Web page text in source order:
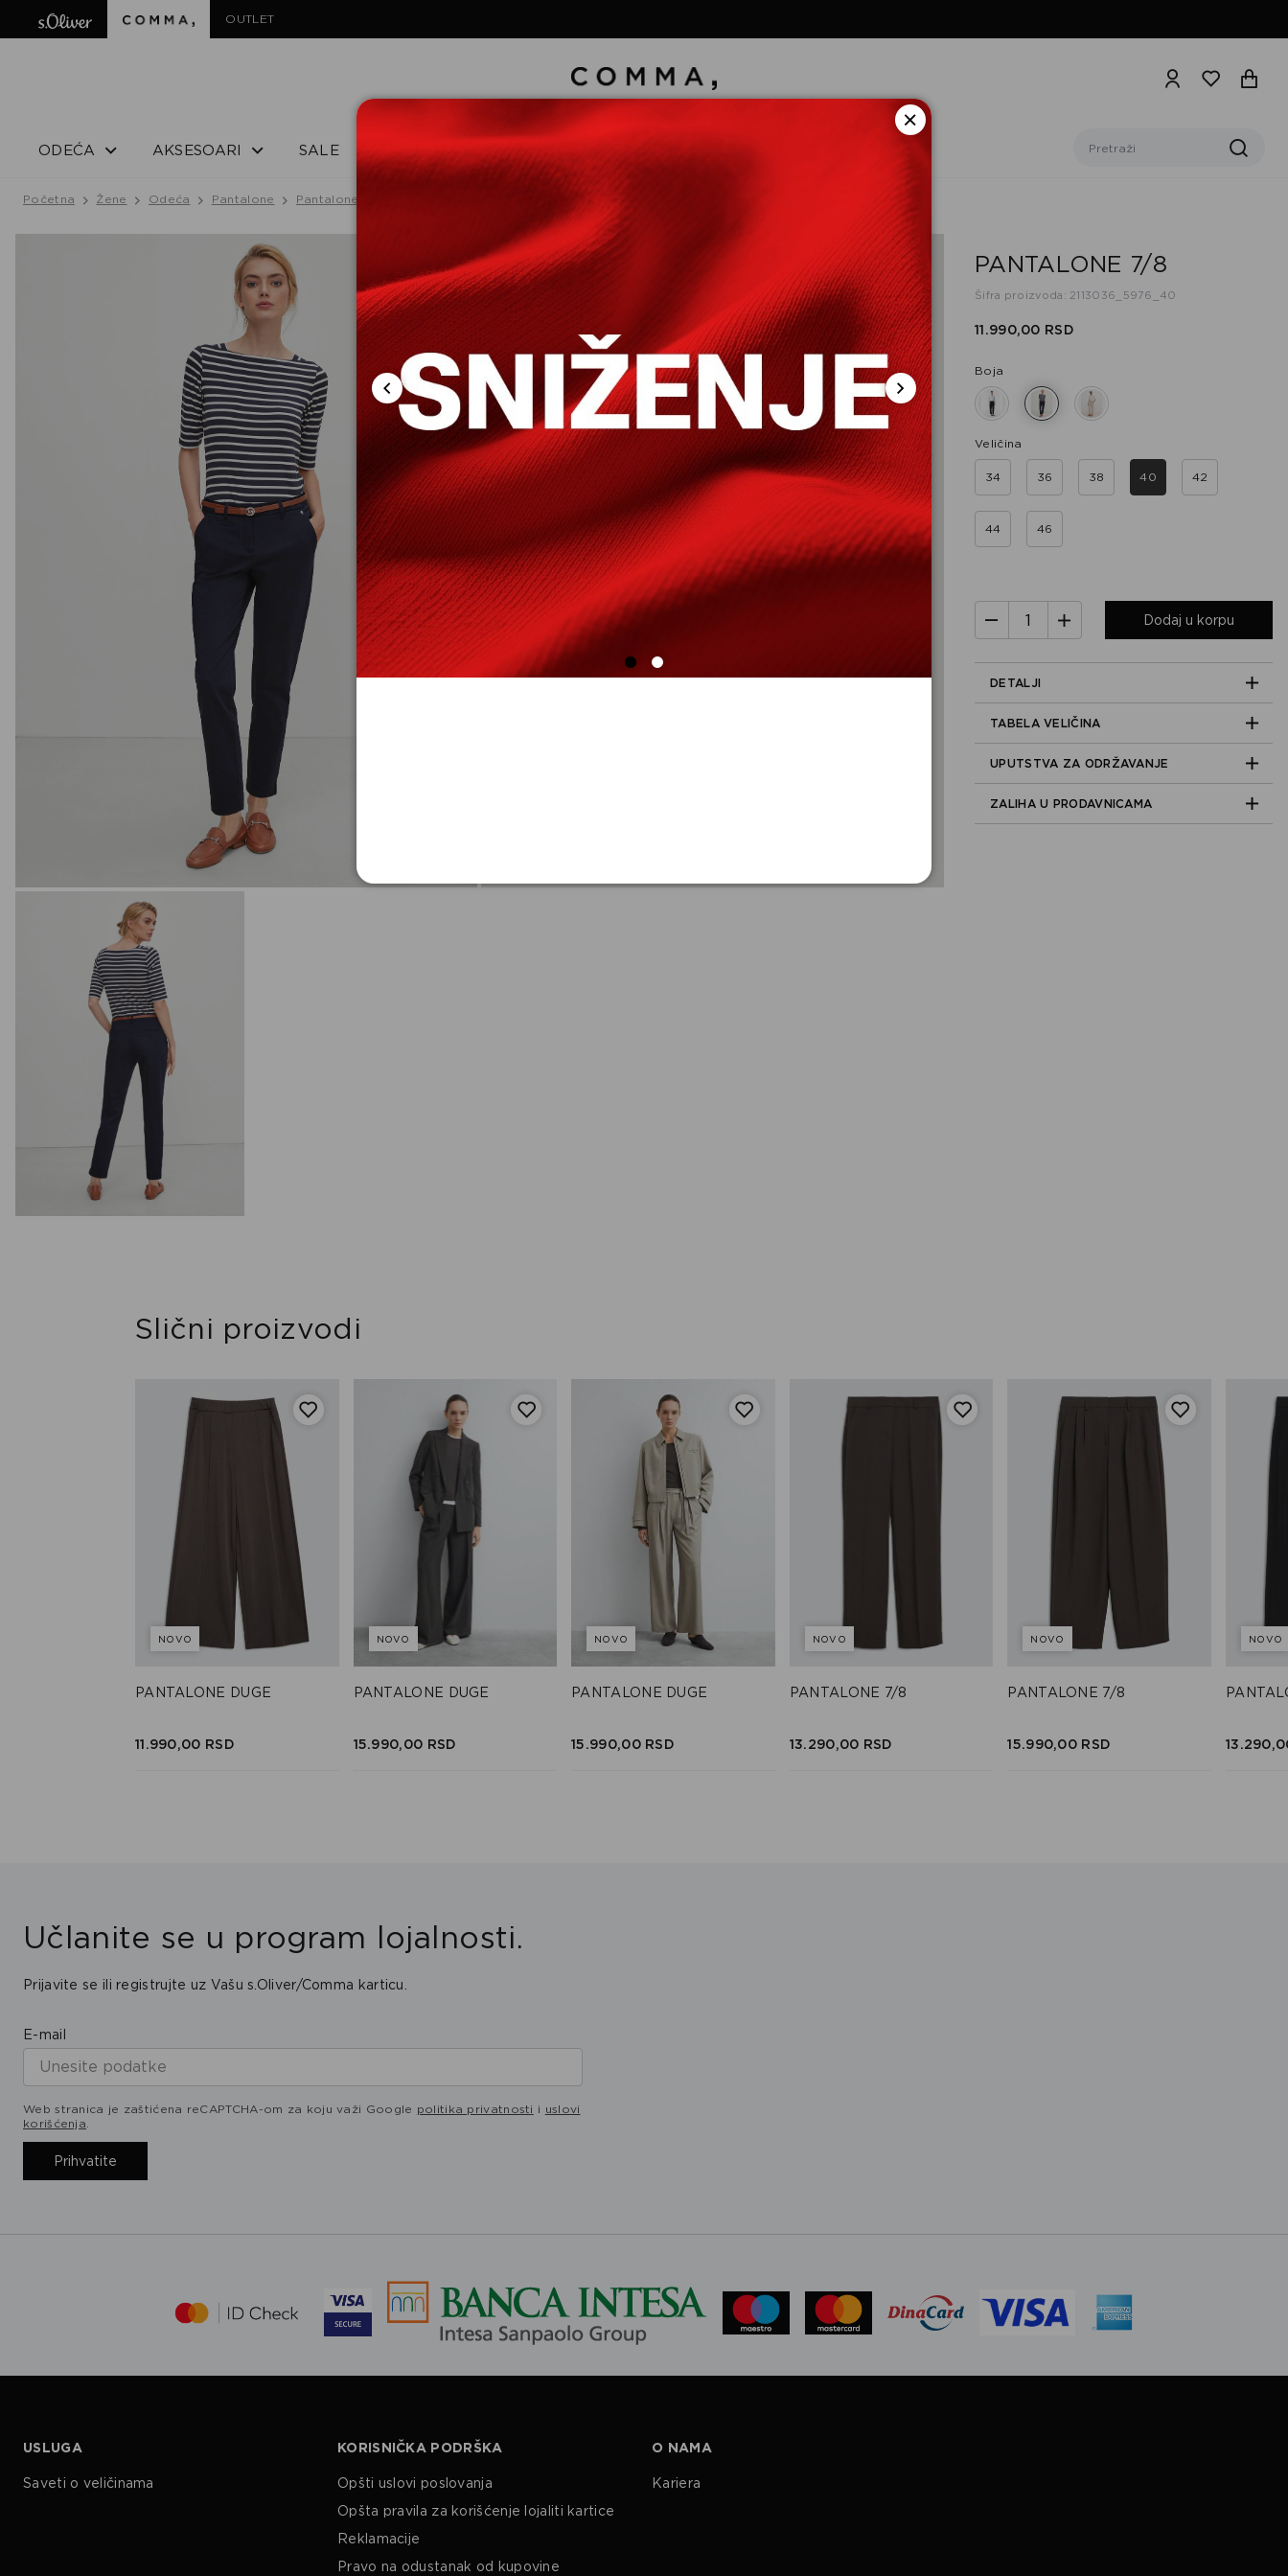
OUTLET
ODEĆA AKSESOARI SALE
Početna Žene Odeća Pantalone Pantalone
PANTALONE 7/8
Šifra proizvoda: 2113036_5976_40
11.990,00 RSD
Boja
Veličina
34 36 38 40 42
44 46
Dodaj u korpu
DETALJI
TABELA VELIČINA
UPUTSTVA ZA ODRŽAVANJE
ZALIHA U PRODAVNICAMA
Slični proizvodi
NOVO
PANTALONE DUGE
11.990,00 RSD
NOVO
PANTALONE DUGE
15.990,00 RSD
NOVO
PANTALONE DUGE
15.990,00 RSD
NOVO
PANTALONE 7/8
13.290,00 RSD
NOVO
PANTALONE 7/8
15.990,00 RSD
NOVO
13.290,
Učlanite se u program lojalnosti.
Prijavite se ili registrujte uz Vašu s.Oliver/Comma karticu.
E-mail
Web stranica je zaštićena reCAPTCHA-om za koju važi Google politika privatnosti i uslovi
korišćenja
Prihvatite
USLUGA
Saveti o veličinama
KORISNIČKA PODRŠKA
Opšti uslovi poslovanja
Opšta pravila za korišćenje lojaliti kartice
Reklamacije
Pravo na odustanak od kupovine
O NAMA
Kariera